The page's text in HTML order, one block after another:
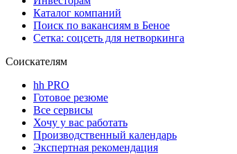
Каталог компаний
Поиск по вакансиям в Беное
Сетка: соцсеть для нетворкинга
Соискателям
hh PRO
Готовое резюме
Все сервисы
Хочу у вас работать
Производственный календарь
Экспертная рекомендация